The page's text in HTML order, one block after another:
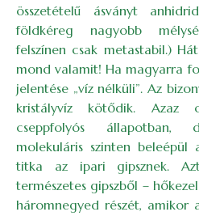
összetételű ásványt
földkéreg nagyobb
felszínen csak metastabil.)
mond valamit! Ha magyarra
jelentése „víz nélküli”. Az
kristályvíz kötődik.
cseppfolyós állapotban,
molekuláris szinten beleépül
titka az ipari gipsznek.
természetes gipszből –
háromnegyed részét, amikor